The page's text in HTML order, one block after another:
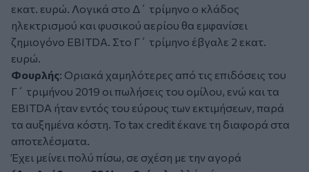
εκατ. ευρώ. Λογικά στο Δ΄ τρίμηνο ο κλάδος
ηλεκτρισμού και φυσικού αερίου θα εμφανίσει
ζημιογόνο EBITDA. Στο Γ΄ τρίμηνο έβγαλε 2 εκατ.
ευρώ.
Φουρλής: Οριακά χαμηλότερες από τις επιδόσεις του
Γ΄ τριμήνου 2019 οι πωλήσεις του ομίλου, ενώ και τα
EBITDA ήταν εντός του εύρους των εκτιμήσεων, παρά
τα αυξημένα κόστη. Το tax credit έκανε τη διαφορά στα
αποτελέσματα.
Έχει μείνει πολύ πίσω, σε σχέση με την αγορά